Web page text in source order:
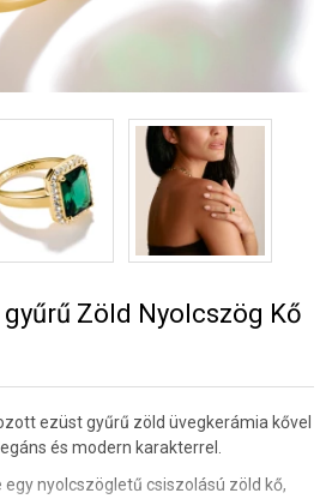
gyűrű Zöld Nyolcszög Kő
ezüst gyűrű zöld üvegkerámia kővel
és modern karakterrel.
nyolcszögletű csiszolású zöld kő,